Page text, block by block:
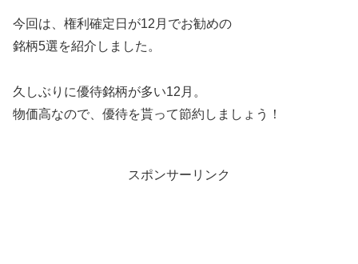
今回は、権利確定日が12月でお勧めの
銘柄5選を紹介しました。
久しぶりに優待銘柄が多い12月。
物価高なので、優待を貰って節約しましょう！
スポンサーリンク